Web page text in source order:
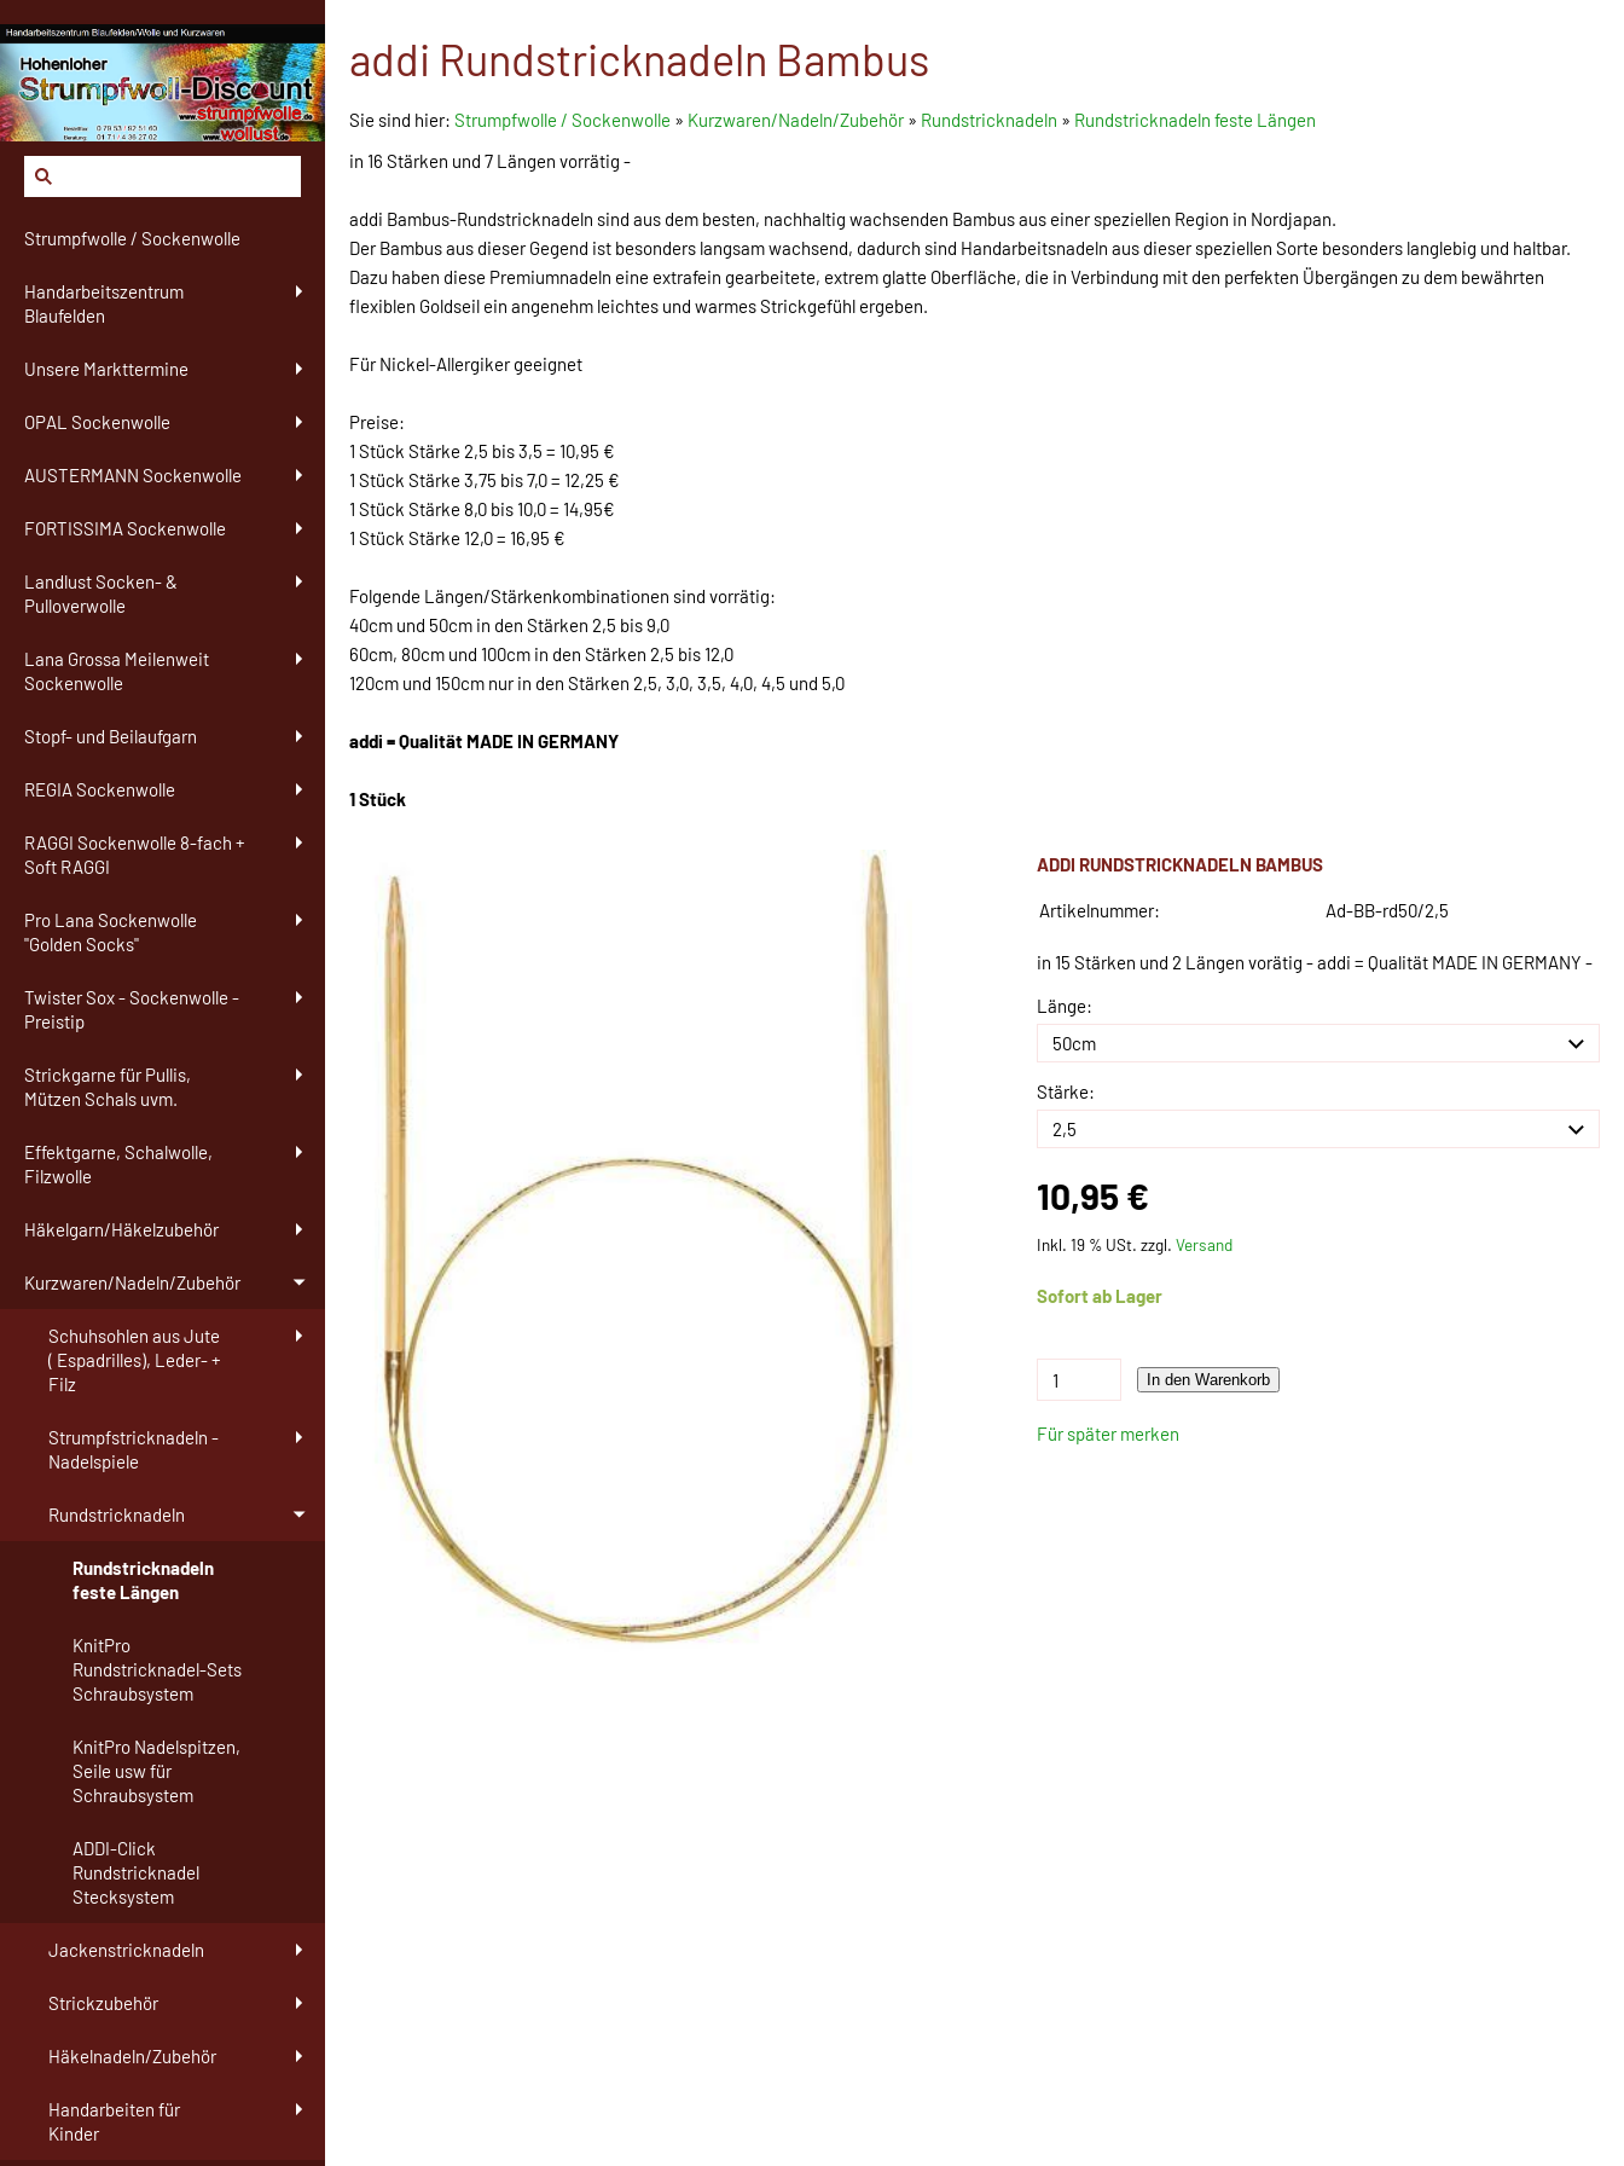
Strumpfwolle / Sockenwolle
Handarbeitszentrum
Blaufelden
Unsere Markttermine
OPAL Sockenwolle
AUSTERMANN Sockenwolle
FORTISSIMA Sockenwolle
Landlust Socken- &
Pulloverwolle
Lana Grossa Meilenweit
Sockenwolle
Stopf- und Beilaufgarn
REGIA Sockenwolle
RAGGI Sockenwolle 8-fach +
Soft RAGGI
Pro Lana Sockenwolle
"Golden Socks"
Twister Sox - Sockenwolle -
Preistip
Strickgarne für Pullis,
Mützen Schals uvm.
Effektgarne, Schalwolle,
Filzwolle
Häkelgarn/Häkelzubehör
Kurzwaren/Nadeln/Zubehör
Schuhsohlen aus Jute
( Espadrilles), Leder- +
Filz
Strumpfstricknadeln -
Nadelspiele
Rundstricknadeln
Rundstricknadeln
feste Längen
KnitPro
Rundstricknadel-Sets
Schraubsystem
KnitPro Nadelspitzen,
Seile usw für
Schraubsystem
ADDI-Click
Rundstricknadel
Stecksystem
Jackenstricknadeln
Strickzubehör
Häkelnadeln/Zubehör
Handarbeiten für
Kinder
addi Rundstricknadeln Bambus
Sie sind hier: Strumpfwolle / Sockenwolle » Kurzwaren/Nadeln/Zubehör» Rundstricknadeln » Rundstricknadeln feste Längen
in 16 Stärken und 7 Längen vorrätig -
addi Bambus-Rundstricknadeln sind aus dem besten, nachhaltig wachsenden Bambus aus einer speziellen Region in Nordjapan.
Der Bambus aus dieser Gegend ist besonders langsam wachsend, dadurch sind Handarbeitsnadeln aus dieser speziellen Sorte besonders langlebig und haltbar.
Dazu haben diese Premiumnadeln eine extrafein gearbeitete, extrem glatte Oberfläche, die in Verbindung mit den perfekten Übergängen zu dem bewährten
flexiblen Goldseil ein angenehm leichtes und warmes Strickgefühl ergeben.
Für Nickel-Allergiker geeignet
Preise:
1 Stück Stärke 2,5 bis 3,5 = 10,95 €
1 Stück Stärke 3,75 bis 7,0 = 12,25 €
1 Stück Stärke 8,0 bis 10,0 = 14,95€
1 Stück Stärke 12,0 = 16,95 €
Folgende Längen/Stärkenkombinationen sind vorrätig:
40cm und 50cm in den Stärken 2,5 bis 9,0
60cm, 80cm und 100cm in den Stärken 2,5 bis 12,0
120cm und 150cm nur in den Stärken 2,5, 3,0, 3,5, 4,0, 4,5 und 5,0
addi = Qualität MADE IN GERMANY
1 Stück
ADDI RUNDSTRICKNADELN BAMBUS
Artikelnummer: Ad-BB-rd50/2,5
in 15 Stärken und 2 Längen vorätig - addi = Qualität MADE IN GERMANY -
Länge:
Stärke:
10,95 €
Inkl. 19 % USt. zzgl.Versand
Sofort ab Lager
In den Warenkorb
Für später merken